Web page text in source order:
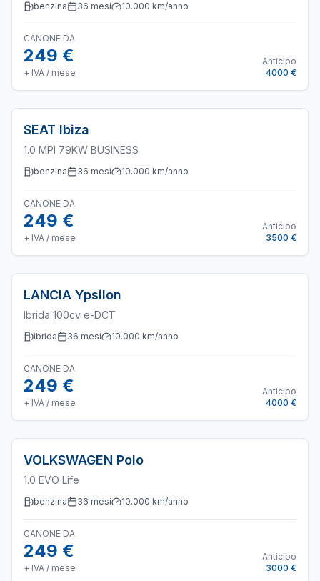
benzina 36 mesi 10.000 km/anno
CANONE DA
249 €
+ IVA / mese
Anticipo
4000 €
SEAT Ibiza
1.0 MPI 79KW BUSINESS
benzina 36 mesi 10.000 km/anno
CANONE DA
249 €
+ IVA / mese
Anticipo
3500 €
LANCIA Ypsilon
Ibrida 100cv e-DCT
ibrida 36 mesi 10.000 km/anno
CANONE DA
249 €
+ IVA / mese
Anticipo
4000 €
VOLKSWAGEN Polo
1.0 EVO Life
benzina 36 mesi 10.000 km/anno
CANONE DA
249 €
+ IVA / mese
Anticipo
3000 €